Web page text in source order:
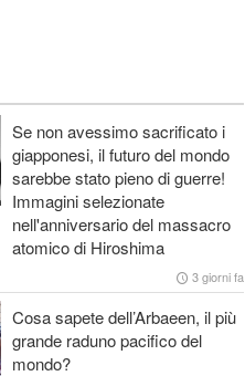
Se non avessimo sacrificato i
giapponesi, il futuro del mondo
sarebbe stato pieno di guerre!
Immagini selezionate
nell'anniversario del massacro
atomico di Hiroshima
3 giorni fa
Cosa sapete dell’Arbaeen, il più
grande raduno pacifico del
mondo?